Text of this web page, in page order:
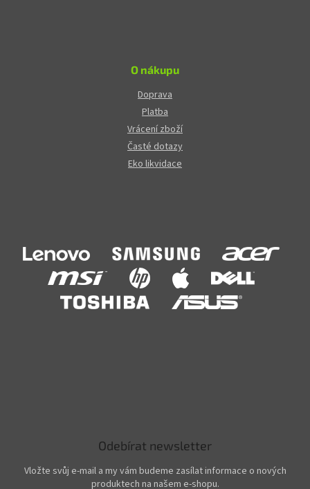
O nákupu
Doprava
Platba
Vrácení zboží
Časté dotazy
Eko likvidace
Odebírat newsletter
Vložte svůj e-mail a my vám budeme zasílat informace o nových
produktech na našem e-shopu.